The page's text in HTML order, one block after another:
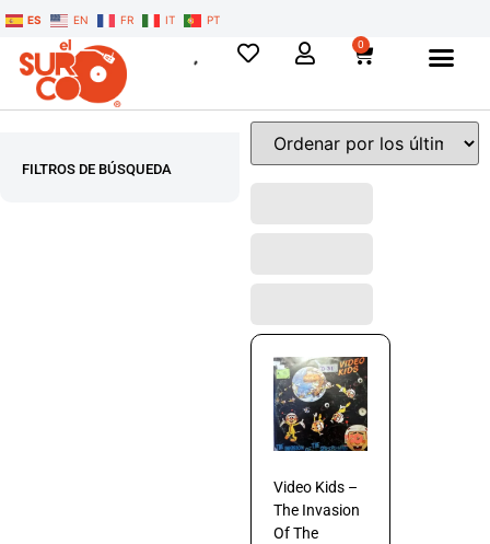
ES EN FR IT PT
0
FILTROS DE BÚSQUEDA
Video Kids –
The Invasion
Of The